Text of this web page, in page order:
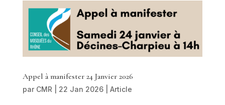
Appel à manifester 24 Janvier 2026
par CMR 22 Jan 2026| Article